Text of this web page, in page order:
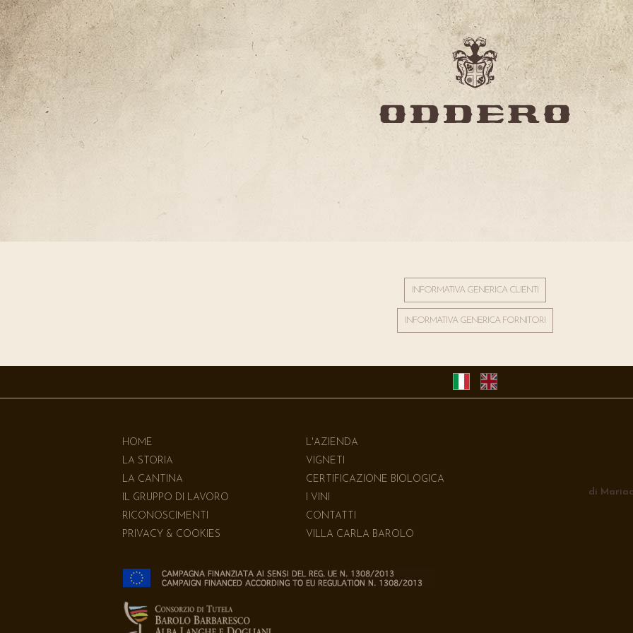
INFORMATIVA GENERICA CLIENTI
INFORMATIVA GENERICA FORNITORI
HOME
L'AZIENDA
LA STORIA
VIGNETI
LA CANTINA
CERTIFICAZIONE BIOLOGICA
IL GRUPPO DI LAVORO
I VINI
RICONOSCIMENTI
CONTATTI
PRIVACY & COOKIES
VILLA CARLA BAROLO
di